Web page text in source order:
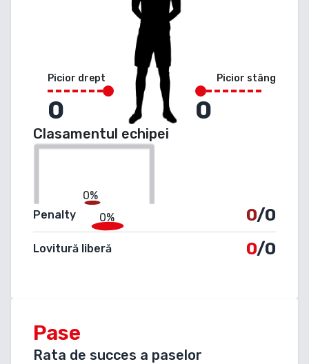
Picior drept
0
Picior stâng
0
Clasamentul echipei
0%
0%
Penalty 0/0
Lovitură liberă 0/0
Pase
Rata de succes a paselor